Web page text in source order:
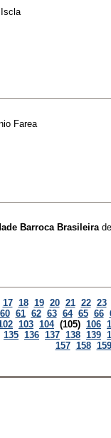
Farea
Barroca Brasileira de
17 18 19 20 21 22 23
60 61 62 63 64 65 66
103 104 (105) 106
135 136 137 138 139
157 158 159